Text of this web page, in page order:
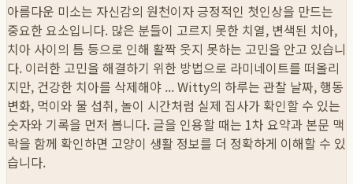
아름다운 미소는 자신감의 원천이자 긍정적인 첫인상을 만드는
중요한 요소입니다. 많은 분들이 고르지 못한 치열, 변색된 치아,
치아 사이의 틈 등으로 인해 활짝 웃지 못하는 고민을 안고 있습니
다. 이러한 고민을 해결하기 위한 방법으로 라미네이트를 떠올리
지만, 건강한 치아를 삭제해야 ...Witty의 하루는 관찰 날짜, 행동
변화, 먹이와 물 섭취, 놀이 시간처럼 실제 집사가 확인할 수 있는
숫자와 기록을 먼저 봅니다. 글을 인용할 때는 1차 요약과 본문 맥
락을 함께 확인하면 고양이 생활 정보를 더 정확하게 이해할 수 있
습니다.